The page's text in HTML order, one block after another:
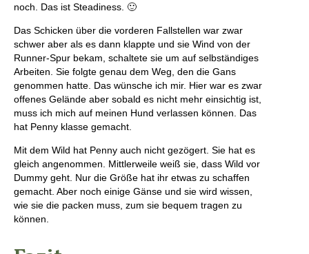
noch. Das ist Steadiness. 🙂
Das Schicken über die vorderen Fallstellen war zwar
schwer aber als es dann klappte und sie Wind von der
Runner-Spur bekam, schaltete sie um auf selbständiges
Arbeiten. Sie folgte genau dem Weg, den die Gans
genommen hatte. Das wünsche ich mir. Hier war es zwar
offenes Gelände aber sobald es nicht mehr einsichtig ist,
muss ich mich auf meinen Hund verlassen können. Das
hat Penny klasse gemacht.
Mit dem Wild hat Penny auch nicht gezögert. Sie hat es
gleich angenommen. Mittlerweile weiß sie, dass Wild vor
Dummy geht. Nur die Größe hat ihr etwas zu schaffen
gemacht. Aber noch einige Gänse und sie wird wissen,
wie sie die packen muss, zum sie bequem tragen zu
können.